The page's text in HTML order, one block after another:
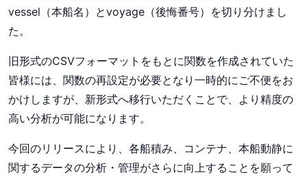
vessel（本船名）とvoyage（後悔番号）を切り分けまし
た。
旧形式のCSVフォーマットをもとに関数を作成されていた
皆様には、関数の再設定が必要となり一時的にご不便をお
かけしますが、新形式へ移行いただくことで、より精度の
高い分析が可能になります。
今回のリリースにより、各船積み、コンテナ、本船動静に
関するデータの分析・管理がさらに向上することを願って